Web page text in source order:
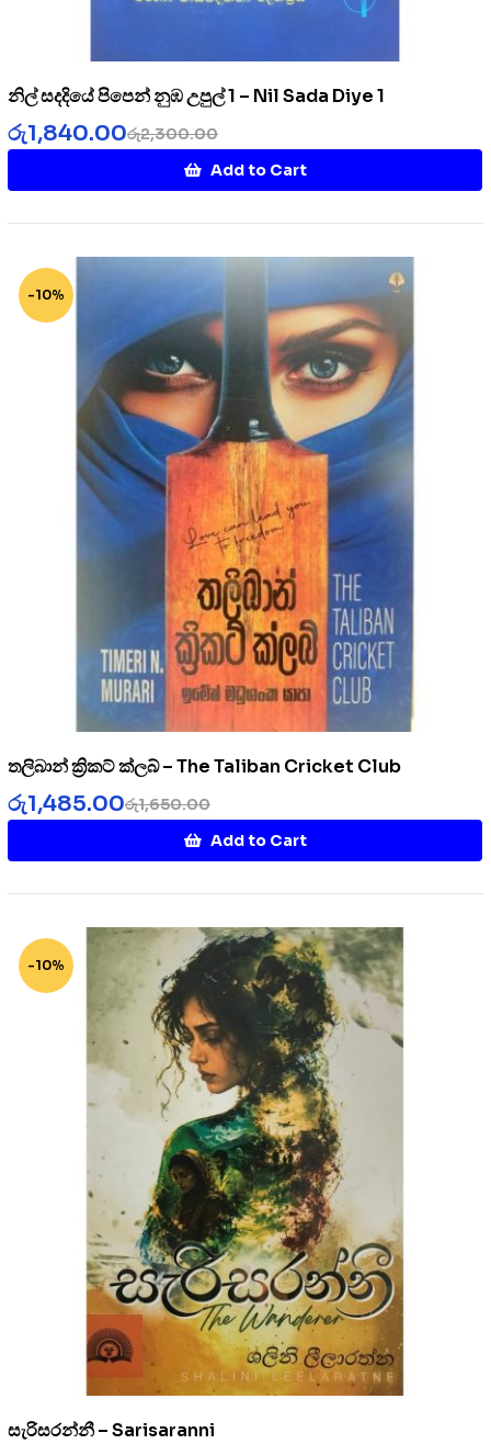
නිල් සදදියේ පිපෙන් නුඹ උපුල් 1 – Nil Sada Diye 1
රු2,300.00
රු1,840.00
Add to Cart
-10%
තලිබාන් ක්‍රිකට් ක්ලබ් – The Taliban Cricket Club
රු1,650.00
රු1,485.00
Add to Cart
-10%
සැරිසරන්නී – Sarisaranni